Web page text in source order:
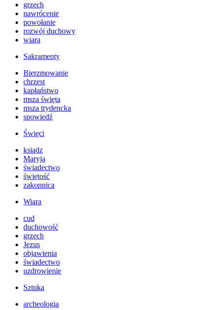
grzech
nawrócenie
powołanie
rozwój duchowy
wiara
Sakramenty
Bierzmowanie
chrzest
kapłaństwo
msza święta
msza trydencka
spowiedź
Święci
ksiądz
Maryja
świadectwo
świętość
zakonnica
Wiara
cud
duchowość
grzech
Jezus
objawienia
świadectwo
uzdrowienie
Sztuka
archeologia